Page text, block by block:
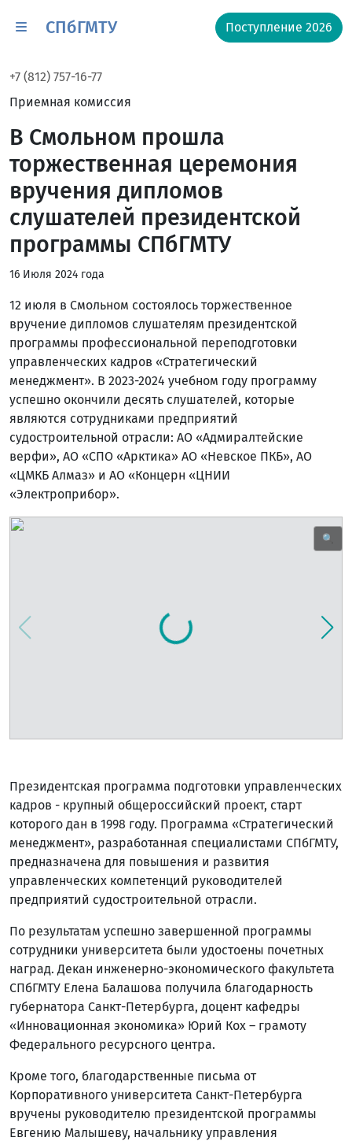
СПбГМТУ Поступление 2026
+7 (812) 757-16-77
Приемная комиссия
В Смольном прошла
торжественная церемония
вручения дипломов
слушателей президентской
программы СПбГМТУ
16 Июля 2024 года
12 июля в Смольном состоялось торжественное
вручение дипломов слушателям президентской
программы профессиональной переподготовки
управленческих кадров «Стратегический
менеджмент». В 2023-2024 учебном году программу
успешно окончили десять слушателей, которые
являются сотрудниками предприятий
судостроительной отрасли: АО «Адмиралтейские
верфи», АО «СПО «Арктика» АО «Невское ПКБ», АО
«ЦМКБ Алмаз» и АО «Концерн «ЦНИИ
«Электроприбор».
🔍
Президентская программа подготовки управленческих
кадров - крупный общероссийский проект, старт
которого дан в 1998 году. Программа «Стратегический
менеджмент», разработанная специалистами СПбГМТУ,
предназначена для повышения и развития
управленческих компетенций руководителей
предприятий судостроительной отрасли.
По результатам успешно завершенной программы
сотрудники университета были удостоены почетных
наград. Декан инженерно-экономического факультета
СПбГМТУ Елена Балашова получила благодарность
губернатора Санкт-Петербурга, доцент кафедры
«Инновационная экономика» Юрий Кох – грамоту
Федерального ресурсного центра.
Кроме того, благодарственные письма от
Корпоративного университета Санкт-Петербурга
вручены руководителю президентской программы
Евгению Малышеву, начальнику управления